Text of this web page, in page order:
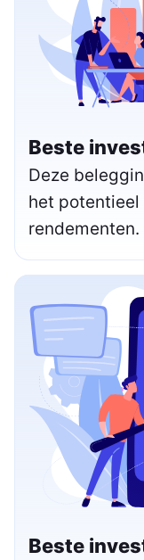
Beste
Deze
het
rendementen.
Beste